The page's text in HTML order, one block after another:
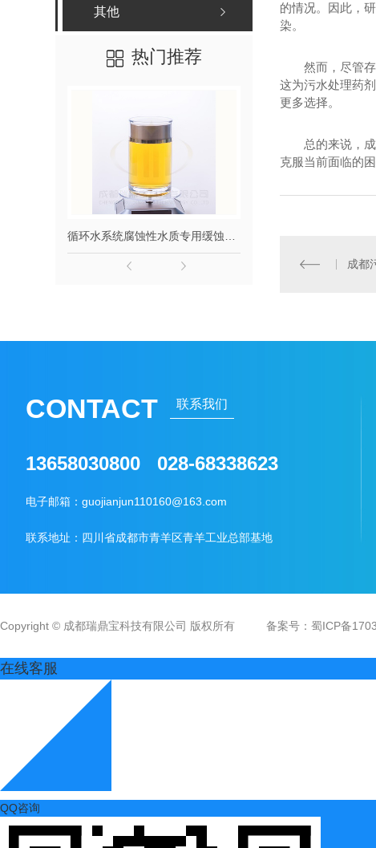
其他
热门推荐
的情况。因此，
染。
然而，尽管
这为污水处理药
更多选择。
总的来说，
克服当前面临的
成都
CONTACT 联系我们
13658030800 028-68338623
电子邮箱：guojianjun110160@163.com
联系地址：四川省成都市青羊区青羊工业总部基地
Copyright © 成都瑞鼎宝科技有限公司 版权所有 备案号： 蜀ICP备
在线客服
QQ咨询